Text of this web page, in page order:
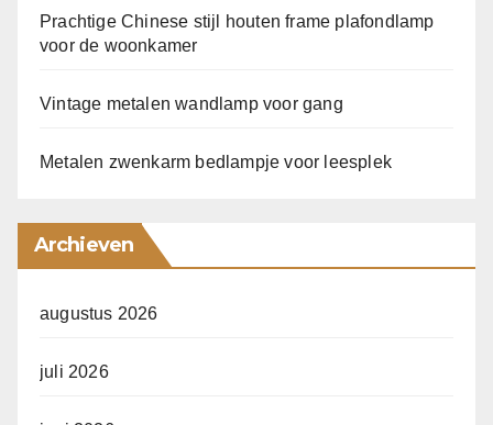
Prachtige Chinese stijl houten frame plafondlamp
voor de woonkamer
Vintage metalen wandlamp voor gang
Metalen zwenkarm bedlampje voor leesplek
Archieven
augustus 2026
juli 2026